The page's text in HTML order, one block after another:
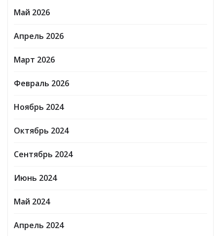
Май 2026
Апрель 2026
Март 2026
Февраль 2026
Ноябрь 2024
Октябрь 2024
Сентябрь 2024
Июнь 2024
Май 2024
Апрель 2024